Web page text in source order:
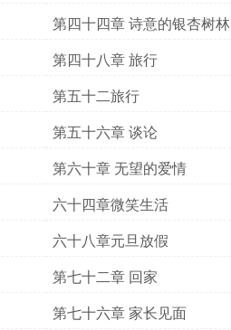
第四十四章 诗意的银杏树林
第四十八章 旅行
第五十二旅行
第五十六章 谈论
第六十章 无望的爱情
六十四章微笑生活
六十八章元旦放假
第七十二章 回家
第七十六章 家长见面